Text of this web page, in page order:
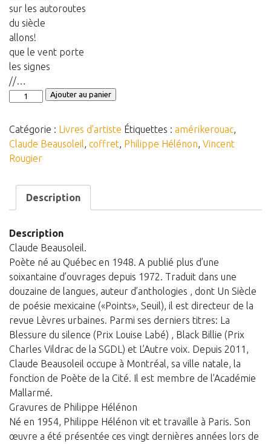
sur les autoroutes
du siècle
allons!
que le vent porte
les signes
//…
quantité
Coffret
Amérikerouac
Ajouter au panier
Catégorie : Livres d'artiste Étiquettes : amérikerouac,
Claude Beausoleil, coffret, Philippe Hélénon, Vincent
Rougier
Description
Description
Claude Beausoleil.
Poète né au Québec en 1948. A publié plus d’une
soixantaine d’ouvrages depuis 1972. Traduit dans une
douzaine de langues, auteur d’anthologies , dont Un Siècle
de poésie mexicaine («Points», Seuil), il est directeur de la
revue Lèvres urbaines. Parmi ses derniers titres: La
Blessure du silence (Prix Louise Labé) , Black Billie (Prix
Charles Vildrac de la SGDL) et L’Autre voix. Depuis 2011,
Claude Beausoleil occupe à Montréal, sa ville natale, la
fonction de Poète de la Cité. Il est membre de l’Académie
Mallarmé.
Gravures de Philippe Hélénon
Né en 1954, Philippe Hélénon vit et travaille à Paris. Son
œuvre a été présentée ces vingt dernières années lors de